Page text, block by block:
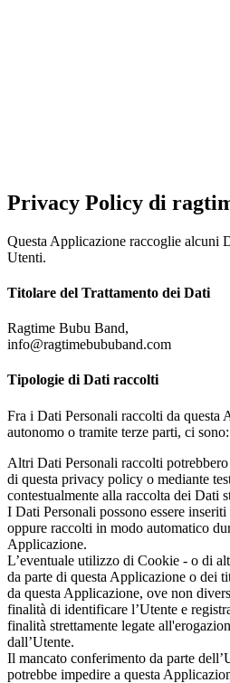
Privacy Policy di
Questa Applicazione raccoglie alcuni
Utenti.
Titolare del Trattamento dei Dati
Ragtime Bubu Band,
info@ragtimebububand.com
Tipologie di Dati raccolti
Fra i Dati Personali raccolti da questa
autonomo o tramite terze parti, ci
Altri Dati Personali raccolti
di questa privacy policy o mediante
contestualmente alla raccolta dei Dati
I Dati Personali possono essere
oppure raccolti in modo automatico
Applicazione.
L’eventuale utilizzo di Cookie - o di
da parte di questa Applicazione o dei
da questa Applicazione, ove non
finalità di identificare l’Utente e
finalità strettamente legate
dall’Utente.
Il mancato conferimento da parte
potrebbe impedire a questa